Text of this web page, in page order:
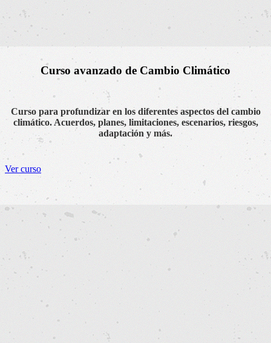
Curso avanzado de Cambio Climático
Curso para profundizar en los diferentes aspectos del cambio
climático. Acuerdos, planes, limitaciones, escenarios, riesgos,
adaptación y más.
Ver curso